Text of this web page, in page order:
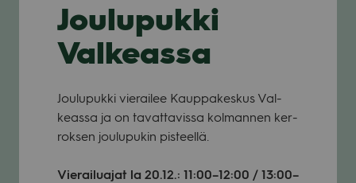
Joulupukki
Valkeassa
Jou­lu­pukki vie­rai­lee Kaup­pa­kes­kus Val­
keassa ja on tavat­ta­vissa kol­man­nen ker­
rok­sen jou­lu­pu­kin pis­teellä.
Vie­rai­lua­jat la 20.12.: 11:00–12:00 / 13:00–